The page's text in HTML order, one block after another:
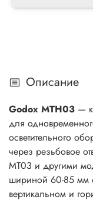
Описание
Godox MTH03 —
для
осветительного
через резьбовое
MT03 и другими
шириной 60-85 мм
вертикальном и